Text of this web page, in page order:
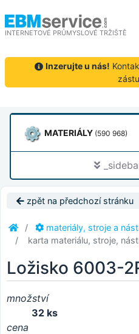
INTERNETOVÉ PRŮMYSLOVÉ TRŽIŠTĚ
Inzerujte u nás!
MATERIÁLY (590 968)
zpět na předchozí stránku
materiály, stroje a
karta materiálu, stroje,
Ložisko 6003-
množství
32 ks
cena